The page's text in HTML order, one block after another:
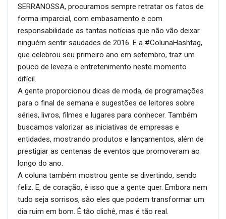
SERRANOSSA, procuramos sempre retratar os fatos de
forma imparcial, com embasamento e com
responsabilidade as tantas notícias que não vão deixar
ninguém sentir saudades de 2016. E a #ColunaHashtag,
que celebrou seu primeiro ano em setembro, traz um
pouco de leveza e entretenimento neste momento
difícil.
A gente proporcionou dicas de moda, de programações
para o final de semana e sugestões de leitores sobre
séries, livros, filmes e lugares para conhecer. Também
buscamos valorizar as iniciativas de empresas e
entidades, mostrando produtos e lançamentos, além de
prestigiar as centenas de eventos que promoveram ao
longo do ano.
A coluna também mostrou gente se divertindo, sendo
feliz. E, de coração, é isso que a gente quer. Embora nem
tudo seja sorrisos, são eles que podem transformar um
dia ruim em bom. É tão clichê, mas é tão real.